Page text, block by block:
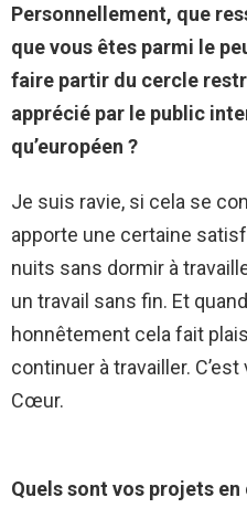
Personnellement, que
que vous êtes parmi le
faire partir du cercle
apprécié par le public
qu’européen ?
Je suis ravie, si cela se
apporte une certaine
nuits sans dormir à
un travail sans fin. Et
honnêtement cela fait
continuer à travailler.
Cœur.
Quels sont vos projets